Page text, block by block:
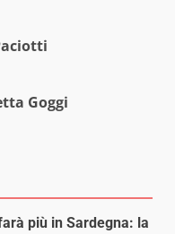
Goggi
più in Sardegna: la